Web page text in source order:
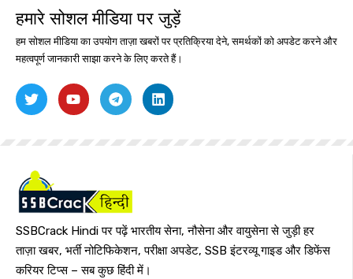
हमारे सोशल मीडिया पर जुड़ें
हम सोशल मीडिया का उपयोग ताज़ा खबरों पर प्रतिक्रिया देने, समर्थकों को अपडेट करने और
महत्वपूर्ण जानकारी साझा करने के लिए करते हैं।
SSBCrack Hindi पर पढ़ें भारतीय सेना, नौसेना और वायुसेना से जुड़ी हर
ताज़ा खबर, भर्ती नोटिफिकेशन, परीक्षा अपडेट, SSB इंटरव्यू गाइड और डिफेंस
करियर टिप्स – सब कुछ हिंदी में।